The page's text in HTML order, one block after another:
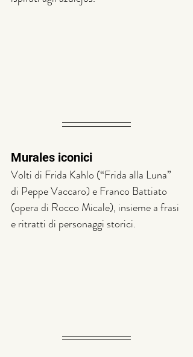
Murales iconici
Volti di Frida Kahlo (“Frida alla Luna”
di Peppe Vaccaro) e Franco Battiato
(opera di Rocco Micale), insieme a frasi
e ritratti di personaggi storici.